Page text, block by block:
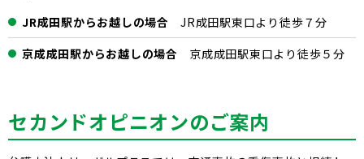
JR成田駅からお越しの場合
JR成田駅東口より徒歩７分
京成成田駅からお越しの場合
京成成田駅東口より徒歩５分
セカンドオピニオンのご案内